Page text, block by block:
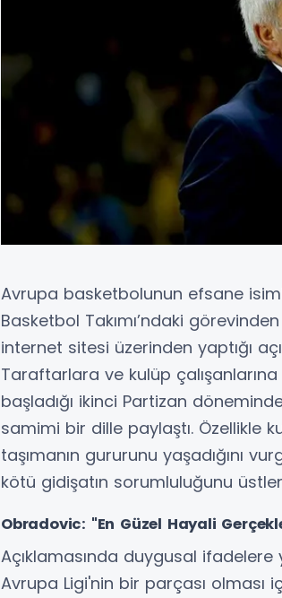
Avrupa basketbolunun efsane
Basketbol Takımı’ndaki
internet sitesi üzerinden yaptığı
Taraftarlara ve kulüp
başladığı ikinci Partizan döneminde
samimi bir dille paylaştı. Özellikle
taşımanın gururunu yaşadığını
kötü gidişatın sorumluluğunu
Obradovic: "En Güzel Hayali
Açıklamasında duygusal
Avrupa Ligi'nin bir parçası olması